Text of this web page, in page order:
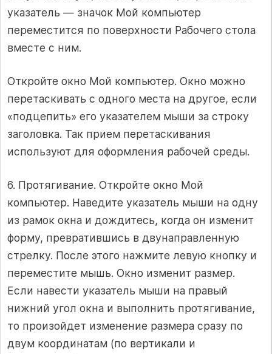
указатель — значок Мой компьютер
переместится по поверхности Рабочего стола
вместе с ним.
Откройте окно Мой компьютер. Окно можно
перетаскивать с одного места на другое, если
«подцепить» его указателем мыши за строку
заголовка. Так прием перетаскивания
используют для оформления рабочей среды.
6. Протягивание. Откройте окно Мой
компьютер. Наведите указатель мыши на одну
из рамок окна и дождитесь, когда он изменит
форму, превратившись в двунаправленную
стрелку. После этого нажмите левую кнопку и
переместите мышь. Окно изменит размер.
Если навести указатель мыши на правый
нижний угол окна и выполнить протягивание,
то произойдет изменение размера сразу по
двум координатам (по вертикали и